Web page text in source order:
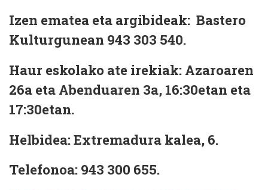
Izen ematea eta argibideak: Bastero
Kulturgunean 943 303 540.
Haur eskolako ate irekiak: Azaroaren
26a eta Abenduaren 3a, 16:30etan eta
17:30etan.
Helbidea:Extremadura kalea, 6.
Telefonoa: 943 300 655.